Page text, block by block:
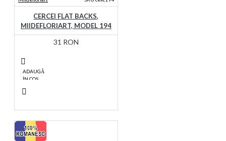
CERCEI FLAT BACKS,
MIIDEFLORIART, MODEL 194
31 RON
ADAUGĂ
ÎN COŞ